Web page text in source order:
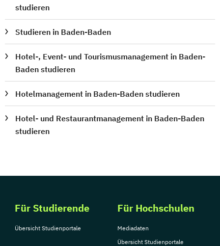
studieren
Studieren in Baden-Baden
Hotel-, Event- und Tourismusmanagement in Baden-
Baden studieren
Hotelmanagement in Baden-Baden studieren
Hotel- und Restaurantmanagement in Baden-Baden
studieren
Für Studierende
Übersicht Studienportale
Für Hochschulen
Mediadaten
Übersicht Studienportale